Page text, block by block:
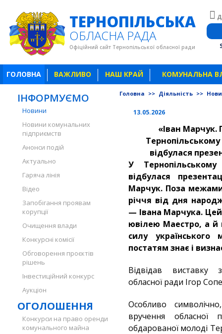
ТЕРНОПІЛЬСЬКА
ОБЛАСНА РАДА
Офіційний сайт Тернопільської обласної ради
ГОЛОВНА ВАЖЛИВО НАШ КРАЙ КОМУНАЛЬНА
ІНФОРМУЄМО
Новини
Новини комунальних
підприємств
Анонси подій
Актуально
Гаряча лінія
Відео
Запобігання проявам
корупції
Очищення влади
Конкурсні комісії
Обговорення проєктів
рішень
Інвестиційний конкурс
Аукціон
ОГОЛОШЕННЯ
Конкурси на право оренди
комунального майна
Головна >> Діяльність >>
13.05.2026
«Іван
відбулася
У
відбулася
Марчук. Поза
річчя від дня
— Івана Марчука.
ювілею Маестро, а й
силу
постатям знає і
Відвідав виставку
обласної ради Ігор
Особливо
вручення обласної
обдарованої молоді